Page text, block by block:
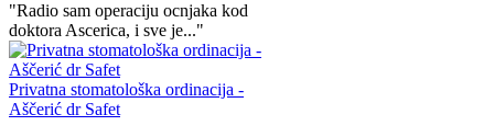
"Radio sam operaciju ocnjaka kod
doktora Ascerica, i sve je..."
Privatna stomatološka ordinacija -
Aščerić dr Safet